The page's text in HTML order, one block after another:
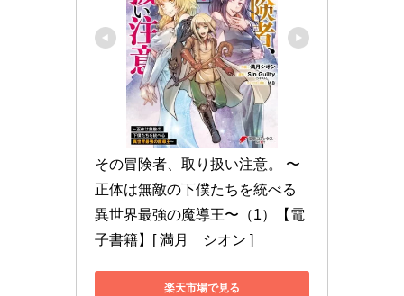
その冒険者、取り扱い注意。 〜
正体は無敵の下僕たちを統べる
異世界最強の魔導王〜（1）【電
子書籍】[ 満月　シオン ]
楽天市場で見る